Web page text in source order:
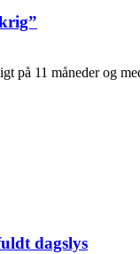
på 11 måneder og
dagslys